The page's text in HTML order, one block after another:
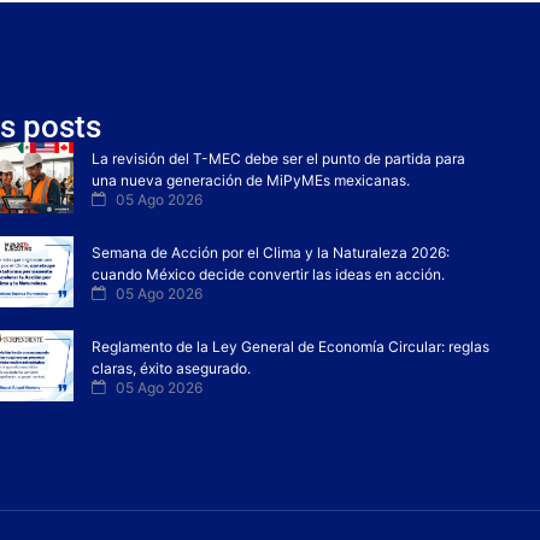
posts
La revisión del T-MEC debe ser el punto de partida para
una nueva generación de MiPyMEs mexicanas.
05 Ago 2026
Semana de Acción por el Clima y la Naturaleza 2026:
cuando México decide convertir las ideas en acción.
05 Ago 2026
Reglamento de la Ley General de Economía Circular: reglas
claras, éxito asegurado.
05 Ago 2026